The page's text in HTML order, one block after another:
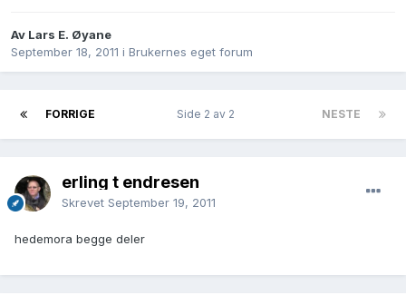
Av Lars E. Øyane
September 18, 2011 i Brukernes eget forum
FORRIGE NESTE
Side 2 av 2
erling t endresen
Skrevet September 19, 2011
hedemora begge deler